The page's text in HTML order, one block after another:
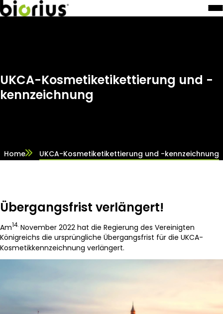
UKCA-Kosmetiketikettierung und -
kennzeichnung
Home UKCA-Kosmetiketikettierung und -kennzeichnung
Übergangsfrist verlängert!
Am14. November 2022 hat die Regierung des Vereinigten
Königreichs die ursprüngliche Übergangsfrist für die UKCA-
Kosmetikkennzeichnung verlängert.